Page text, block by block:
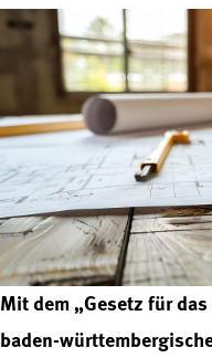
Mit dem „Gesetz für
baden-